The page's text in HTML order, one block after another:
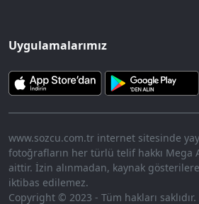
Uygulamalarımız
www.sozcu.com.tr internet sitesinde
fotoğrafların her türlü telif hakkı Mega
aittir. İzin alınmadan, kaynak
iktibas edilemez.
Copyright © 2023 - Tüm hakları